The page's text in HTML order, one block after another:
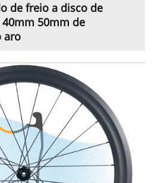
de freio a disco de
50mm de
aro